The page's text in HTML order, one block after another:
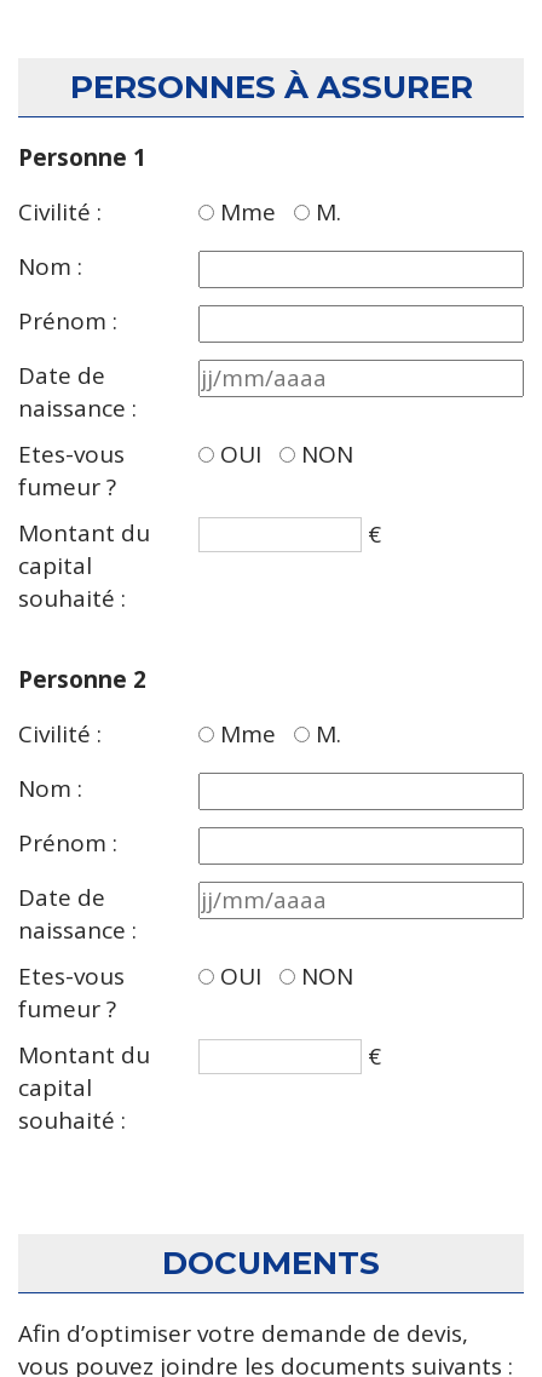
PERSONNES À ASSURER
Personne 1
Civilité :
Mme
M.
Nom :
Prénom :
Date de
naissance :
Etes-vous
fumeur ?
OUI NON
Montant du
capital
souhaité :
€
Personne 2
Civilité :
Mme
M.
Nom :
Prénom :
Date de
naissance :
Etes-vous
fumeur ?
OUI NON
Montant du
capital
souhaité :
€
DOCUMENTS
Afin d’optimiser votre demande de devis,
vous pouvez joindre les documents suivants :